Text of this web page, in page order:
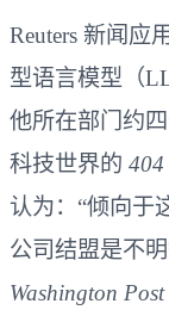
Reuters 新闻应
型语言模型（
他所在部门约
科技世界的 404
认为：“倾向于
公司结盟是不
Washington Post